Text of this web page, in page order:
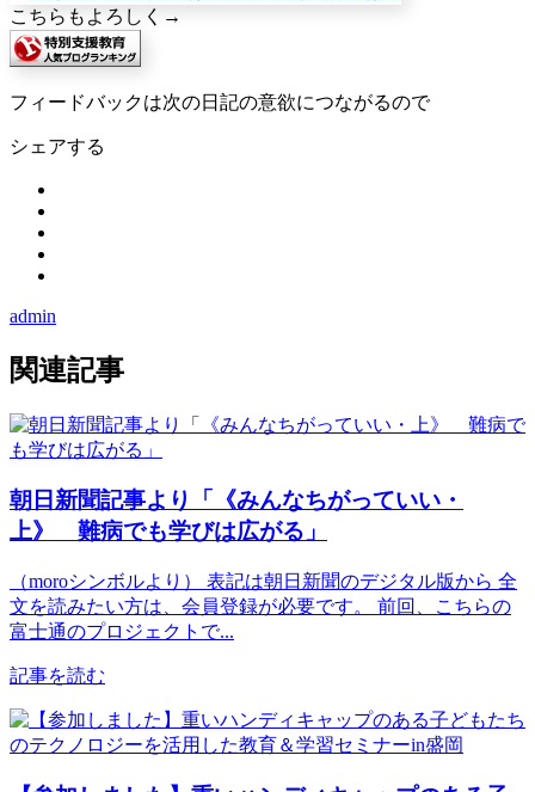
こちらもよろしく→
フィードバックは次の日記の意欲につながるので
シェアする
admin
関連記事
朝日新聞記事より「《みんなちがっていい・
上》 難病でも学びは広がる」
（moroシンボルより） 表記は朝日新聞のデジタル版から 全
文を読みたい方は、会員登録が必要です。 前回、こちらの
富士通のプロジェクトで...
記事を読む